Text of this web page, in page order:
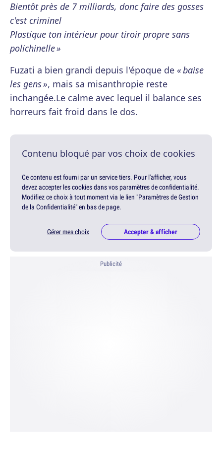
Bientôt près de 7 milliards, donc faire des gosses
c'est criminel
Plastique ton intérieur pour tiroir propre sans
polichinelle »
Fuzati a bien grandi depuis l'époque de « baise
les gens », mais sa misanthropie reste
inchangée.Le calme avec lequel il balance ses
horreurs fait froid dans le dos.
Contenu bloqué par vos choix de cookies
Ce contenu est fourni par un service tiers. Pour l'afficher, vous
devez accepter les cookies dans vos paramètres de confidentialité.
Modifiez ce choix à tout moment via le lien "Paramètres de Gestion
de la Confidentialité" en bas de page.
Gérer mes choix Accepter & afficher
Publicité